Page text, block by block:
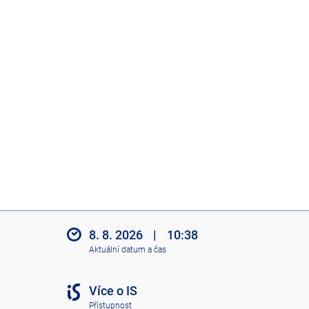
8. 8. 2026 | 10:38
Aktuální datum a čas
Více o IS
Přístupnost